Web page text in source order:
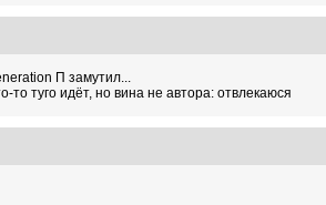
П замутил...
туго идёт, но вина не автора: отвлекаюся